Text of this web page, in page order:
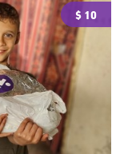
10 $